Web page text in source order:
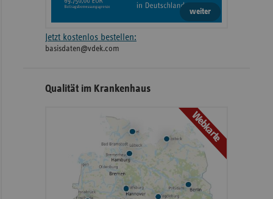
weiter
Jetzt kostenlos bestellen:
basisdaten@vdek.com
Qualität im Krankenhaus
Webkarte